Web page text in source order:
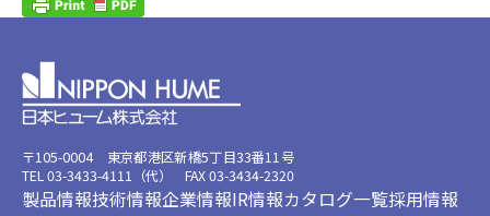
〒105-0004 東京都港区新橋5丁目33番11号
TEL 03-3433-4111（代） FAX 03-3434-2320
製品情報技術情報企業情報IR情報カタログ一覧採用情報